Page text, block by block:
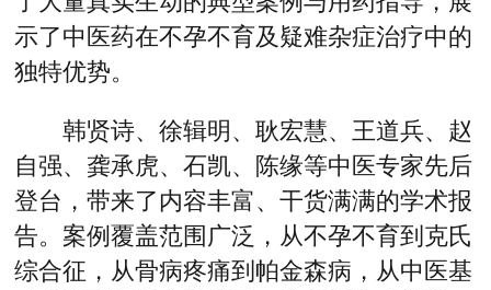
示了中医药在不孕不育及疑难杂症治疗中的
独特优势。
韩贤诗、徐辑明、耿宏慧、王道兵、赵
自强、龚承虎、石凯、陈缘等中医专家先后
登台，带来了内容丰富、干货满满的学术报
告。案例覆盖范围广泛，从不孕不育到克氏
综合征，从骨病疼痛到帕金森病，从中医基